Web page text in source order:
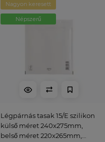
Nagyon keresett
Népszerű
Légpárnás tasak 15/E szilikon
külső méret 240x275mm,
belső méret 220x265mm,